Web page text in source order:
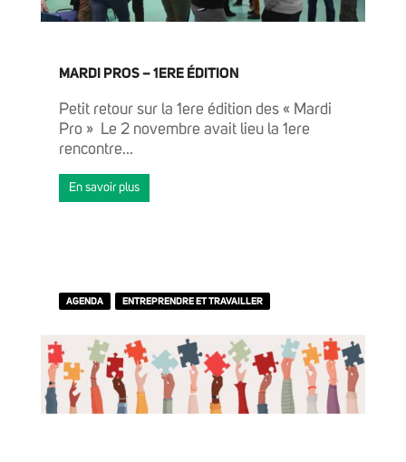
MARDI PROS – 1ERE ÉDITION
Petit retour sur la 1ere édition des « Mardi
Pro » Le 2 novembre avait lieu la 1ere
rencontre...
En savoir plus
AGENDA ENTREPRENDRE ET TRAVAILLER